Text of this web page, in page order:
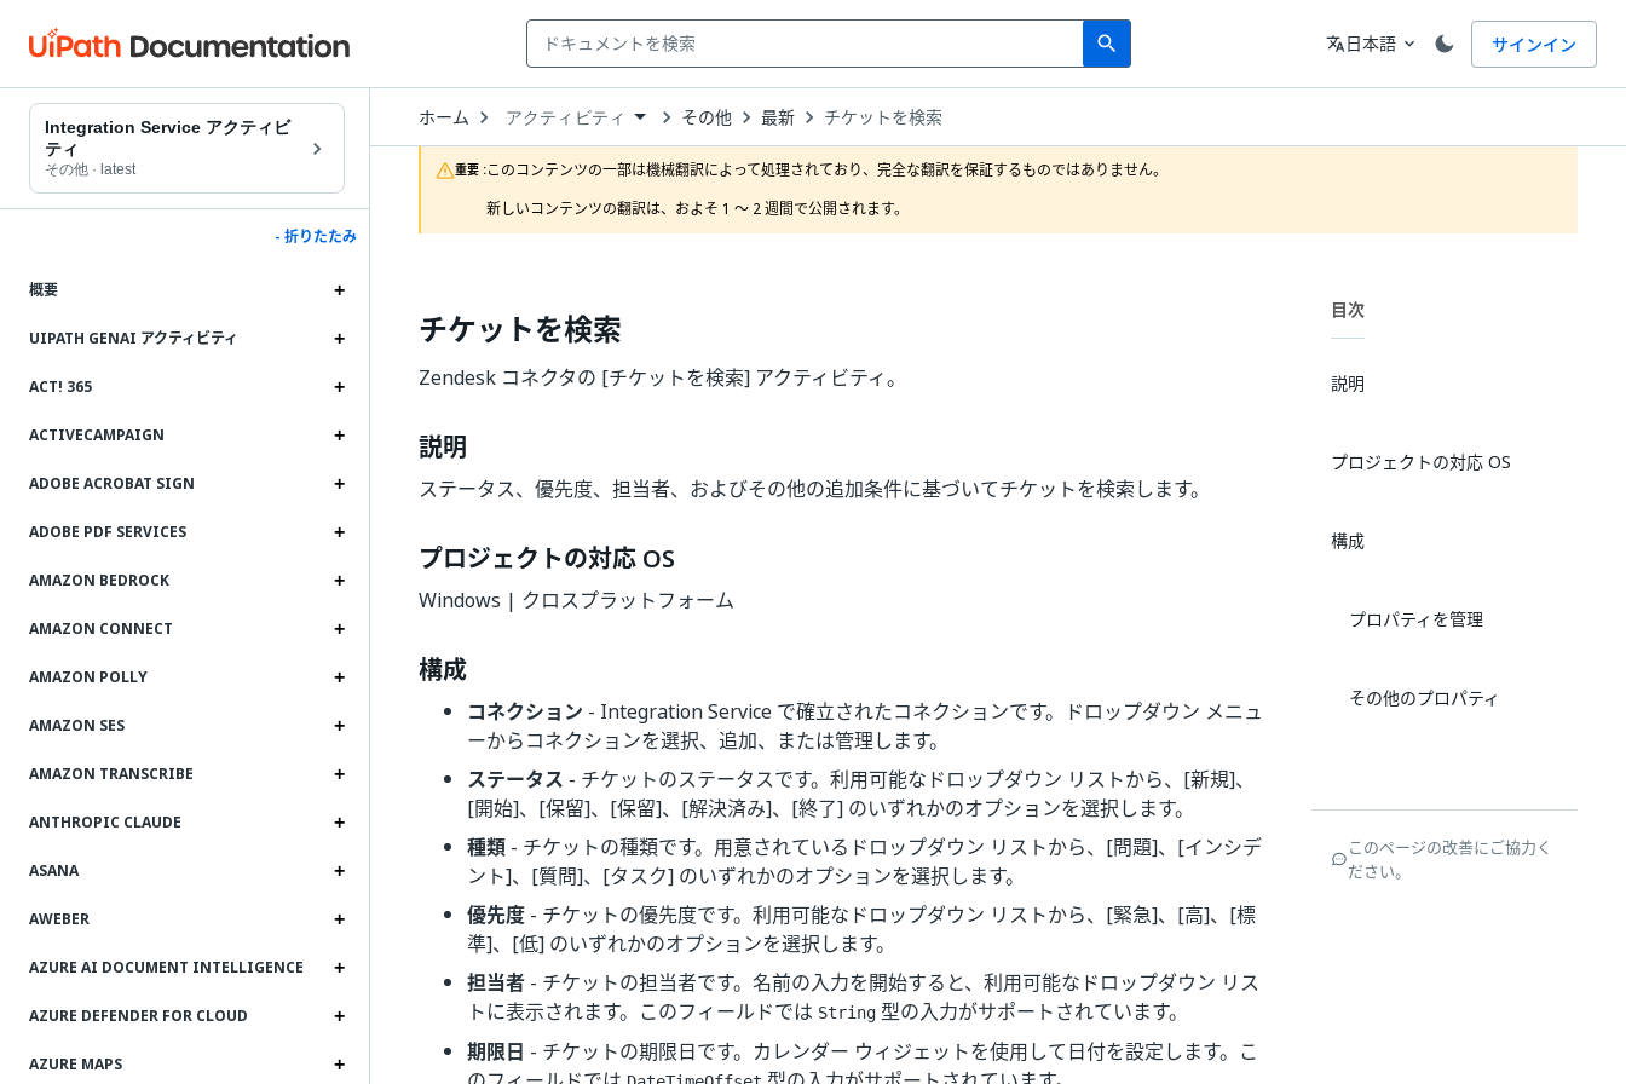
search
Search 言語
translate日本語 expand_more サインイン
Integration Service アクティビ
ティ
その他 · latest
- 折りたたみ
概要
UIPATH GENAI アクティビティ
ACT! 365
ACTIVECAMPAIGN
ADOBE ACROBAT SIGN
ADOBE PDF SERVICES
AMAZON BEDROCK
AMAZON CONNECT
AMAZON POLLY
AMAZON SES
AMAZON TRANSCRIBE
ANTHROPIC CLAUDE
ASANA
AWEBER
AZURE AI DOCUMENT INTELLIGENCE
AZURE DEFENDER FOR CLOUD
AZURE MAPS
ホーム Open
Dropdown
to
choose
product
アクティビティ その他 最新 チケットを検索
重要 :このコンテンツの一部は機械翻訳によって処理されており、完全な翻訳を保証するものではありません。
新しいコンテンツの翻訳は、およそ 1 ～ 2 週間で公開されます。
チケットを検索
Zendesk コネクタの [チケットを検索] アクティビティ。
説明
ステータス、優先度、担当者、およびその他の追加条件に基づいてチケットを検索します。
プロジェクトの対応 OS
Windows | クロスプラットフォーム
構成
コネクション - Integration Service で確立されたコネクションです。ドロップダウン メニュ
ーからコネクションを選択、追加、または管理します。
ステータス - チケットのステータスです。利用可能なドロップダウン リストから、[新規]、
[開始]、[保留]、[保留]、[解決済み]、[終了] のいずれかのオプションを選択します。
種類 - チケットの種類です。用意されているドロップダウン リストから、[問題]、[インシデ
ント]、[質問]、[タスク] のいずれかのオプションを選択します。
優先度 - チケットの優先度です。利用可能なドロップダウン リストから、[緊急]、[高]、[標
準]、[低] のいずれかのオプションを選択します。
担当者 - チケットの担当者です。名前の入力を開始すると、利用可能なドロップダウン リス
トに表示されます。このフィールドでは String 型の入力がサポートされています。
期限日 - チケットの期限日です。カレンダー ウィジェットを使用して日付を設定します。こ
目次
説明
プロジェクトの対応 OS
構成
プロパティを管理
その他のプロパティ
このページの改善にご協力く
ださい。